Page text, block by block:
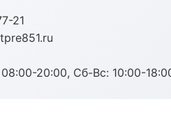
21
20:00, Сб-Вс: 10:00-